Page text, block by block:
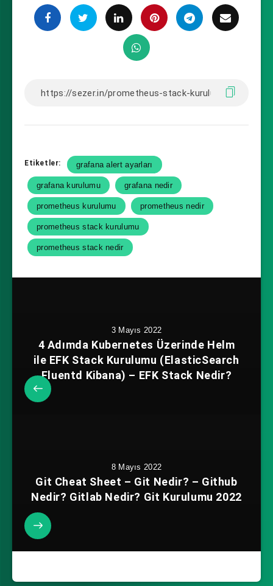
Etiketler: grafana alert ayarları
grafana kurulumu grafana nedir
prometheus kurulumu prometheus nedir
prometheus stack kurulumu
prometheus stack nedir
3 Mayıs 2022
4 Adımda Kubernetes Üzerinde Helm
ile EFK Stack Kurulumu (ElasticSearch
Fluentd Kibana) – EFK Stack Nedir?
8 Mayıs 2022
Git Cheat Sheet – Git Nedir? – Github
Nedir? Gitlab Nedir? Git Kurulumu 2022